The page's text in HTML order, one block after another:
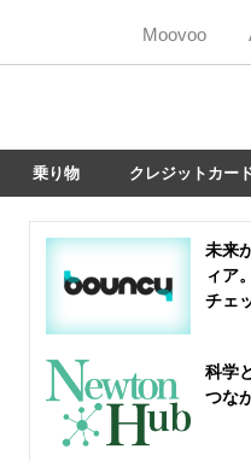
Moovoo
乗り物 クレジットカー
未来
ィア
チェ
科学
つな